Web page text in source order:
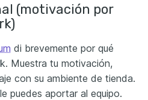
(motivación por
di brevemente por qué
Muestra tu motivación,
con su ambiente de tienda.
puedes aportar al equipo.